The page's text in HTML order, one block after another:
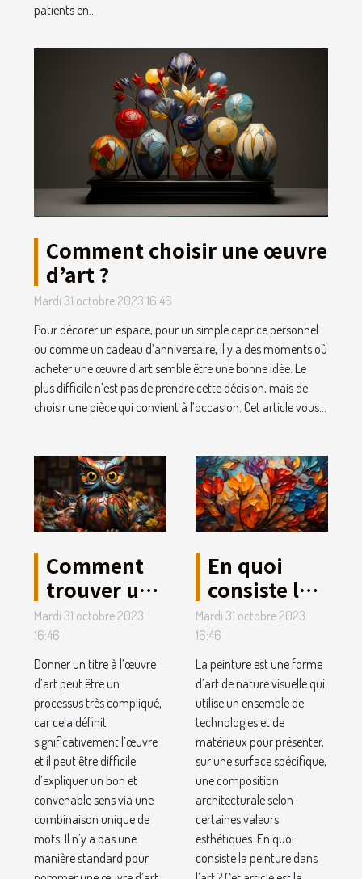
patients en...
Comment choisir une œuvre
d’art ?
Mardi 31 octobre 2023 16:46
Pour décorer un espace, pour un simple caprice personnel
ou comme un cadeau d’anniversaire, il y a des moments où
acheter une œuvre d’art semble être une bonne idée. Le
plus difficile n’est pas de prendre cette décision, mais de
choisir une pièce qui convient à l’occasion. Cet article vous...
Comment
trouver un
titre de
votre
œuvre
d’art ?
Mardi 31 octobre 2023
16:46
Donner un titre à l’œuvre
d’art peut être un
processus très compliqué,
car cela définit
significativement l’œuvre
et il peut être difficile
d’expliquer un bon et
convenable sens via une
combinaison unique de
mots. Il n’y a pas une
manière standard pour
En quoi
consiste la
peinture
dans l’art ?
Mardi 31 octobre 2023
16:46
La peinture est une forme
d’art de nature visuelle qui
utilise un ensemble de
technologies et de
matériaux pour présenter,
sur une surface spécifique,
une composition
architecturale selon
certaines valeurs
esthétiques. En quoi
consiste la peinture dans